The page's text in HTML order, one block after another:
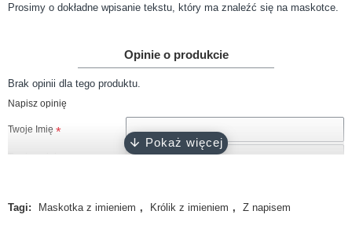
Prosimy o dokładne wpisanie tekstu, który ma znaleźć się na maskotce.
Opinie o produkcie
Brak opinii dla tego produktu.
Napisz opinię
Twoje Imię
Twoja opinia
Tagi: Maskotka z imieniem , Królik z imieniem , Z napisem